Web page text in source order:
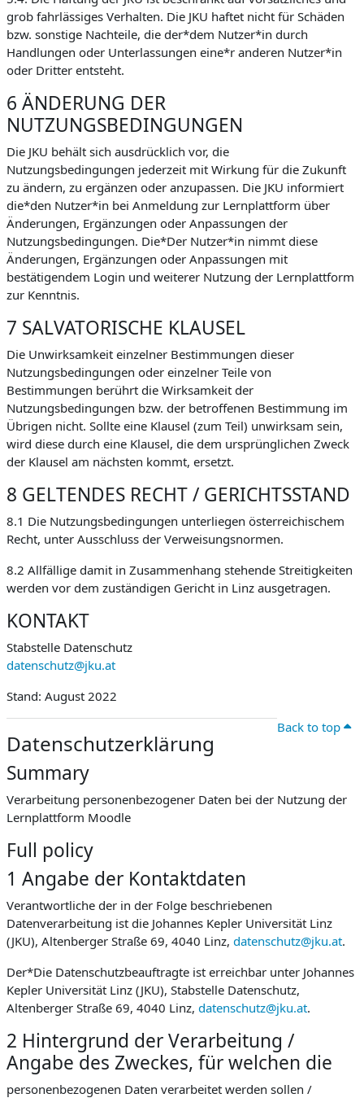
grob fahrlässiges Verhalten. Die JKU haftet nicht für Schäden
bzw. sonstige Nachteile, die der*dem Nutzer*in durch
Handlungen oder Unterlassungen eine*r anderen Nutzer*in
oder Dritter entsteht.
6 ÄNDERUNG DER
NUTZUNGSBEDINGUNGEN
Die JKU behält sich ausdrücklich vor, die
Nutzungsbedingungen jederzeit mit Wirkung für die Zukunft
zu ändern, zu ergänzen oder anzupassen. Die JKU informiert
die*den Nutzer*in bei Anmeldung zur Lernplattform über
Änderungen, Ergänzungen oder Anpassungen der
Nutzungsbedingungen. Die*Der Nutzer*in nimmt diese
Änderungen, Ergänzungen oder Anpassungen mit
bestätigendem Login und weiterer Nutzung der Lernplattform
zur Kenntnis.
7 SALVATORISCHE KLAUSEL
Die Unwirksamkeit einzelner Bestimmungen dieser
Nutzungsbedingungen oder einzelner Teile von
Bestimmungen berührt die Wirksamkeit der
Nutzungsbedingungen bzw. der betroffenen Bestimmung im
Übrigen nicht. Sollte eine Klausel (zum Teil) unwirksam sein,
wird diese durch eine Klausel, die dem ursprünglichen Zweck
der Klausel am nächsten kommt, ersetzt.
8 GELTENDES RECHT / GERICHTSSTAND
8.1 Die Nutzungsbedingungen unterliegen österreichischem
Recht, unter Ausschluss der Verweisungsnormen.
8.2 Allfällige damit in Zusammenhang stehende Streitigkeiten
werden vor dem zuständigen Gericht in Linz ausgetragen.
KONTAKT
Stabstelle Datenschutz
datenschutz@jku.at
Stand: August 2022
Back to top
Datenschutzerklärung
Summary
Verarbeitung personenbezogener Daten bei der Nutzung der
Lernplattform Moodle
Full policy
1 Angabe der Kontaktdaten
Verantwortliche der in der Folge beschriebenen
Datenverarbeitung ist die Johannes Kepler Universität Linz
(JKU), Altenberger Straße 69, 4040 Linz, datenschutz@jku.at.
Der*Die Datenschutzbeauftragte ist erreichbar unter Johannes
Kepler Universität Linz (JKU), Stabstelle Datenschutz,
Altenberger Straße 69, 4040 Linz, datenschutz@jku.at.
2 Hintergrund der Verarbeitung /
Angabe des Zweckes, für welchen die
personenbezogenen Daten verarbeitet werden sollen /